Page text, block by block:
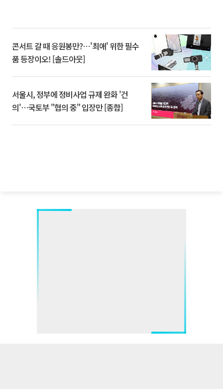
콘서트 갈 때 응원봉만?⋯'최애' 위한 필수
품 등장이오! [솔드아웃]
서울시, 정부에 정비사업 규제 완화 '건
의'⋯국토부 "협의 중" 입장만 [종합]